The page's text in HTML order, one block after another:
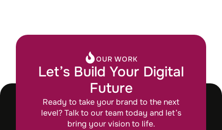
OUR WORK
Let’s Build Your Digital
Future
Ready to take your brand to the next
level? Talk to our team today and let’s
bring your vision to life.